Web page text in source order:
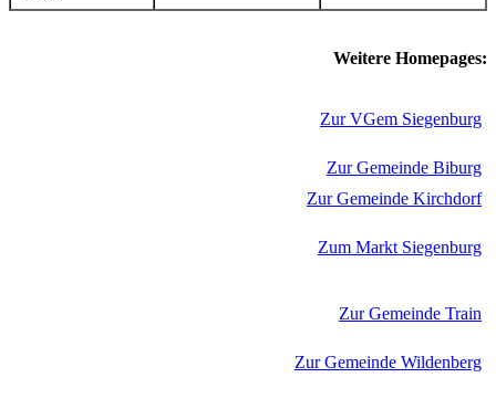
Weitere Homepages:
Zur VGem Siegenburg
Zur Gemeinde Biburg
Zur Gemeinde Kirchdorf
Zum Markt Siegenburg
Zur Gemeinde Train
Zur Gemeinde Wildenberg